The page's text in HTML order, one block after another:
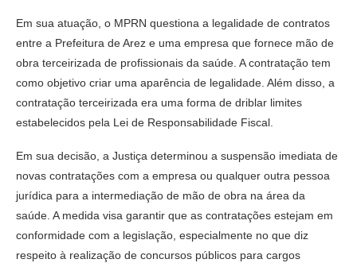
Em sua atuação, o MPRN questiona a legalidade de contratos
entre a Prefeitura de Arez e uma empresa que fornece mão de
obra terceirizada de profissionais da saúde. A contratação tem
como objetivo criar uma aparência de legalidade. Além disso, a
contratação terceirizada era uma forma de driblar limites
estabelecidos pela Lei de Responsabilidade Fiscal.
Em sua decisão, a Justiça determinou a suspensão imediata de
novas contratações com a empresa ou qualquer outra pessoa
jurídica para a intermediação de mão de obra na área da
saúde. A medida visa garantir que as contratações estejam em
conformidade com a legislação, especialmente no que diz
respeito à realização de concursos públicos para cargos